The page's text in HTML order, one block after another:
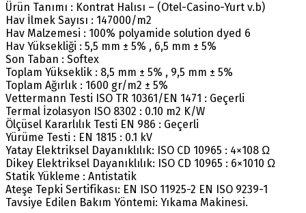
Ürün Tanımı : Kontrat Halısı – (Otel-Casino-Yurt v.b)
Hav İlmek Sayısı : 147000/m2
Hav Malzemesi : 100% polyamide solution dyed 6
Hav Yüksekliği : 5,5 mm ± 5% , 6,5 mm ± 5%
Son Taban : Softex
Toplam Yükseklik : 8,5 mm ± 5% , 9,5 mm ± 5%
Toplam Ağırlık : 1600 gr/m2 ± 5%
Vettermann Testi ISO TR 10361/EN 1471 : Geçerli
Termal İzolasyon ISO 8302 : 0.10 m2 K/W
Ölçüsel Kararlılık Testi EN 986 : Geçerli
Yürüme Testi : EN 1815 : 0.1 kV
Yatay Elektriksel Dayanıklılık: ISO CD 10965 : 4×108 Ω
Dikey Elektriksel Dayanıklılık: ISO CD 10965 : 6×1010 Ω
Statik Yükleme : Antistatik
Ateşe Tepki Sertifikası: EN ISO 11925-2 EN ISO 9239-1
Tavsiye Edilen Bakım Yöntemi: Yıkama Makinesi.